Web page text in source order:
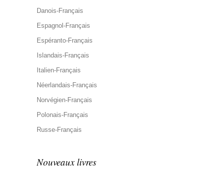
Danois-Français
Espagnol-Français
Espéranto-Français
Islandais-Français
Italien-Français
Néerlandais-Français
Norvégien-Français
Polonais-Français
Russe-Français
Nouveaux livres